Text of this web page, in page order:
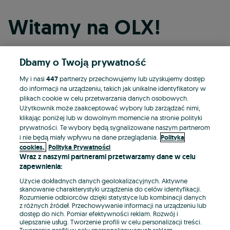
Witamy na OLX!
Kontynuuj przez Facebooka
Kontynuuj przez konto Apple
Kontynuuj przez konto Google
LUB
E-mail
Dbamy o Twoją prywatność
My i nasi447partnerzy przechowujemy lub uzyskujemy dostęp
do informacji na urządzeniu, takich jak unikalne identyfikatory w
plikach cookie w celu przetwarzania danych osobowych.
Użytkownik może zaakceptować wybory lub zarządzać nimi,
klikając poniżej lub w dowolnym momencie na stronie polityki
prywatności. Te wybory będą sygnalizowane naszym partnerom
i nie będą miały wpływu na dane przeglądania. Polityka
cookies, Polityka Prywatności
Wraz z naszymi partnerami przetwarzamy dane w celu
zapewnienia:
Użycie dokładnych danych geolokalizacyjnych. Aktywne
skanowanie charakterystyki urządzenia do celów identyfikacji.
Rozumienie odbiorców dzięki statystyce lub kombinacji danych
z różnych źródeł. Przechowywanie informacji na urządzeniu lub
dostęp do nich. Pomiar efektywności reklam. Rozwój i
ulepszanie usług. Tworzenie profili w celu personalizacji treści.